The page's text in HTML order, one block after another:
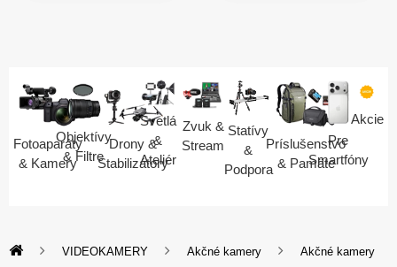
Fotoaparáty
& Kamery
Objektívy
& Filtre
Drony &
Stabilizátory
Svetlá
&
Ateliér
Zvuk &
Stream
Statívy
&
Podpora
Príslušenstvo
& Pamäte
Pre
Smartfóny
Akcie
VIDEOKAMERY Akčné kamery
Akčné kamery